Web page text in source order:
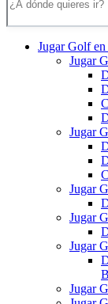
Jugar Golf
Jugar
Jugar
Jugar
Jugar
Jugar
Jugar